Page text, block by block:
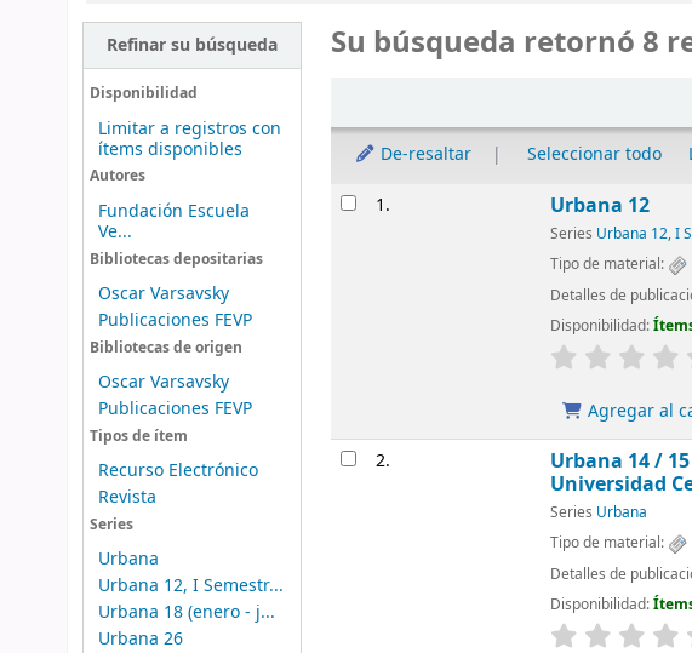
Refinar su búsqueda
Disponibilidad
Limitar a registros con
ítems disponibles
Autores
Fundación Escuela
Ve...
Bibliotecas depositarias
Oscar Varsavsky
Publicaciones FEVP
Bibliotecas de origen
Oscar Varsavsky
Publicaciones FEVP
Tipos de ítem
Recurso Electrónico
Revista
Series
Urbana
Urbana 12, I Semestr...
Urbana 18 (enero - j...
Urbana 26
Su búsqueda retornó 8
De-resaltar Seleccionar todo
Resultados
1. Urbana 12
Series Urbana 12, I
Tipo de material:
Detalles de
Disponibilidad:
Agregar al
2.
Urbana 14 /
Universidad
Series Urbana
Tipo de material:
Detalles de
Disponibilidad: